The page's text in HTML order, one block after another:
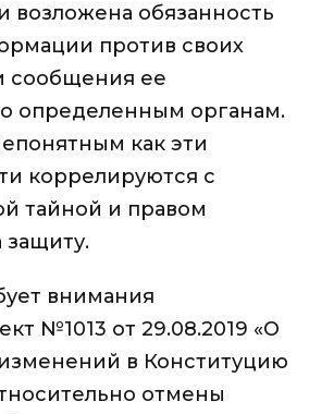
возложена обязанность
против своих
сообщения ее
определенным органам.
как эти
коррелируются с
тайной и правом
защиту.
внимания
№1013 от 29.08.2019 «О
в Конституцию
отмены